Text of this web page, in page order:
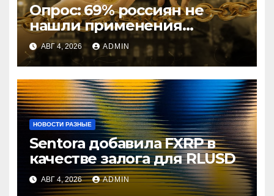
Опрос: 69% россиян не
нашли применения
криптовалютам
АВГ 4, 2026 ADMIN
НОВОСТИ РАЗНЫЕ
Sentora добавила FXRP в
качестве залога для RLUSD
АВГ 4, 2026 ADMIN